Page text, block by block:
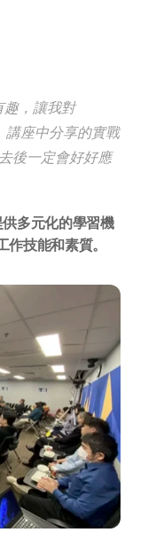
趣，讓我對
講座中分享的實戰
後一定會好好應
多元化的學習機
技能和素質。